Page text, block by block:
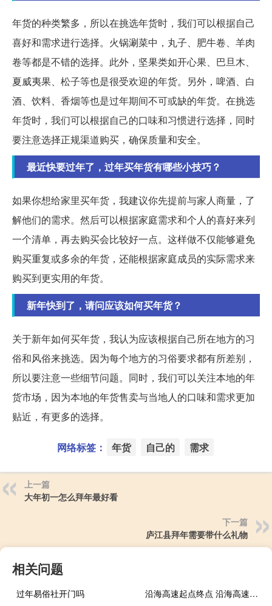
年货的种类繁多，所以在挑选年货时，我们可以根据自己
喜好和需求进行选择。火锅涮菜中，丸子、肥牛卷、羊肉
卷等都是不错的选择。此外，坚果类如开心果、巴旦木、
夏威夷果、松子等也是很受欢迎的年货。另外，啤酒、白
酒、饮料、香烟等也是过年期间不可或缺的年货。在挑选
年货时，我们可以根据自己的口味和习惯进行选择，同时
要注意选择正规渠道购买，确保质量和安全。
最近快要过年了，过年买年货有哪些小技巧？
如果你想给家里买年货，我建议你先提前与家人商量，了
解他们的需求。然后可以根据家庭需求和个人的喜好来列
一个清单，再去购买会比较好一点。这样做不仅能够避免
购买重复或多余的年货，还能根据家庭成员的实际需求来
购买到更实用的年货。
新年快到了，请问应该如何买年货？
关于新年如何买年货，我认为应该根据自己所在地方的习
俗和风俗来挑选。因为每个地方的习俗要求都有所差别，
所以要注意一些细节问题。同时，我们可以关注本地的年
货市场，因为本地的年货售卖与当地人的口味和需求更加
贴近，有更多的选择。
网络标签： 年货 自己的 需求
上一篇
大年初一怎么拜年最好看
下一篇
庐江县拜年需要带什么礼物
相关问题
过年易俗社开门吗
沿海高速起点终点 沿海高速起点和终点